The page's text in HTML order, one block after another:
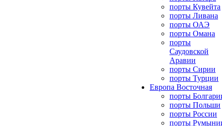
порты Кувейта
порты Ливана
порты ОАЭ
порты Омана
порты
Саудовской
Аравии
порты Сирии
порты Турции
Европа Восточная
порты
порты Польши
порты России
порты